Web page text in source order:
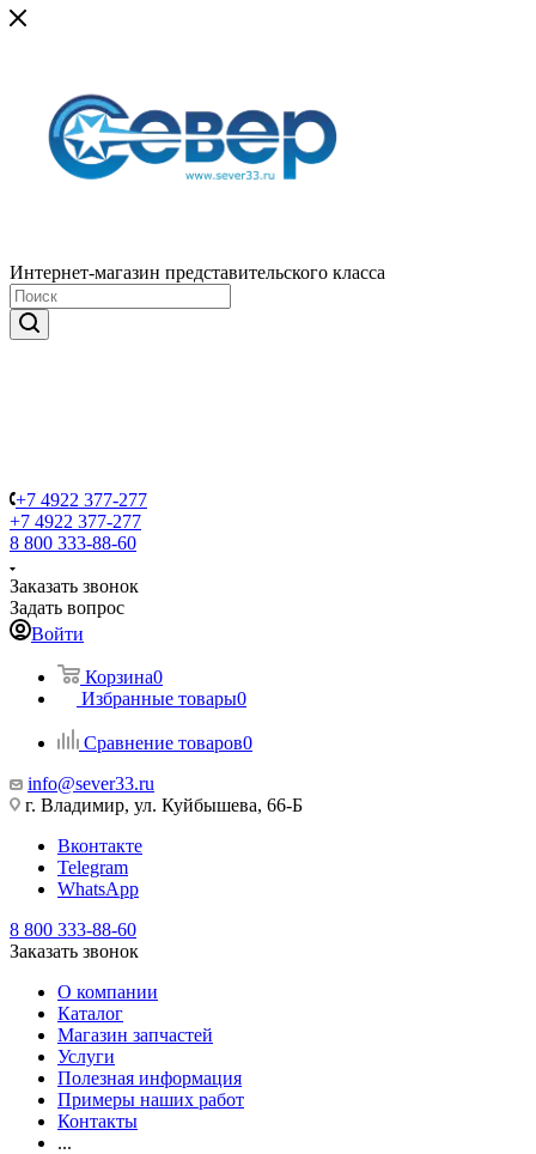
Интернет-магазин представительского класса
+7 4922 377-277
+7 4922 377-277
8 800 333-88-60
Заказать звонок
Задать вопрос
Войти
Корзина0
Избранные товары0
Сравнение товаров0
info@sever33.ru
г. Владимир, ул. Куйбышева, 66-Б
Вконтакте
Telegram
WhatsApp
8 800 333-88-60
Заказать звонок
О компании
Каталог
Магазин запчастей
Услуги
Полезная информация
Примеры наших работ
Контакты
...